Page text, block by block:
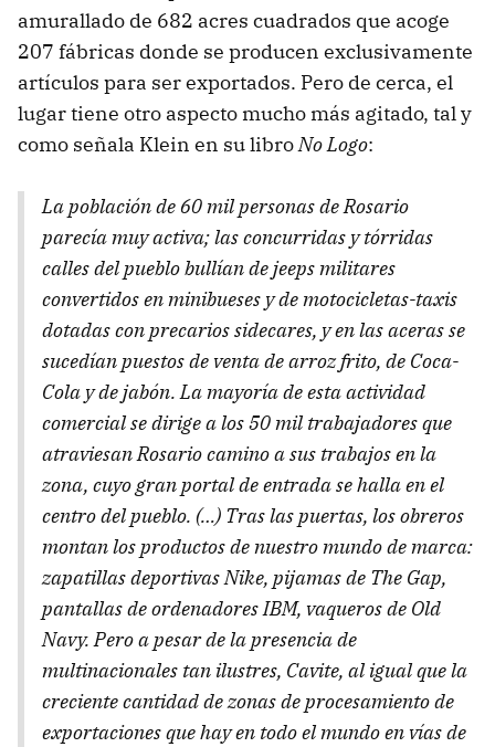
amurallado de 682 acres cuadrados que acoge
207 fábricas donde se producen exclusivamente
artículos para ser exportados. Pero de cerca, el
lugar tiene otro aspecto mucho más agitado, tal y
como señala Klein en su libroNo Logo:
La población de 60 mil personas de Rosario
parecía muy activa; las concurridas y tórridas
calles del pueblo bullían de jeeps militares
convertidos en minibueses y de motocicletas-taxis
dotadas con precarios sidecares, y en las aceras se
sucedían puestos de venta de arroz frito, de Coca-
Cola y de jabón. La mayoría de esta actividad
comercial se dirige a los 50 mil trabajadores que
atraviesan Rosario camino a sus trabajos en la
zona, cuyo gran portal de entrada se halla en el
centro del pueblo. (…) Tras las puertas, los obreros
montan los productos de nuestro mundo de marca:
zapatillas deportivas Nike, pijamas de The Gap,
pantallas de ordenadoresIBM, vaqueros de Old
Navy. Pero a pesar de la presencia de
multinacionales tan ilustres, Cavite, al igual que la
creciente cantidad de zonas de procesamiento de
exportaciones que hay en todo el mundo en vías de